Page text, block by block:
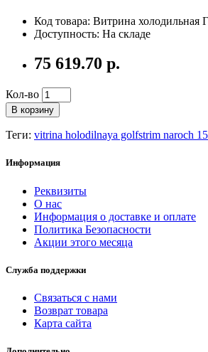
Код товара: Витрина
Доступность: На складе
75 619.70 р.
Кол-во
В корзину
Теги: vitrina holodilnaya golfstrim naroch
Информация
Реквизиты
О нас
Информация о доставке и оплате
Политика Безопасности
Акции этого месяца
Служба поддержки
Связаться с нами
Возврат товара
Карта сайта